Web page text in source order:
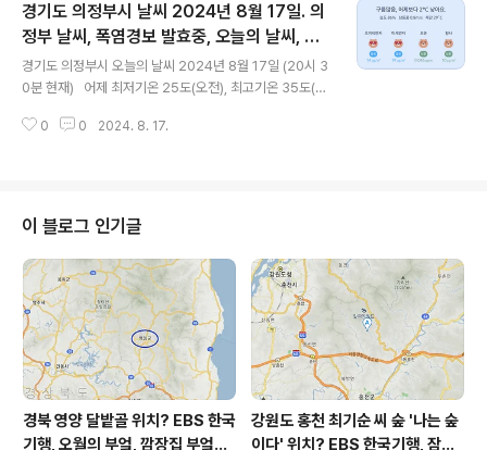
- 15시 하루 중 최고기온입니다* 눈비 올 확률은 위 이미
지에서 시간별 기상 상태 참조 대기상황 공기질은어제초
미세먼지 보통 = 25 ㎍/m³ 미세먼지는 보통 = 35 ㎍/m
³황사는 보통 = 14 ㎍/m³ 자외선 (오후) = 나쁨오늘초미
세먼지 보통 = 23 ㎍/m³ 미세먼지는 좋음 = 29 ㎍/m³
황사는 보통 = 10 ㎍/m³ 자외선 (오후) = 나..
경기도 의정부시 날씨 2024년 8월 17일. 의
정부 날씨, 폭염경보 발효중, 오늘의 날씨, 오
늘 날씨, 2024 0817, 초미세먼지, 미세먼지,
황사, 자외선
경기도 의정부시 오늘의 날씨 2024년 8월 17일 (20시 3
0분 현재) 어제 최저기온 25도(오전), 최고기온 35도(오
제보다 1도 높은 최저기온이고 어제와 같은 최고기온입니
시간별 기상 상태 참조 대기상황 공기질은어제 초미세먼
지 좋음 = 13 ㎍/m³ (경기 지역 평균)미세먼지는 좋음 =
20 ㎍/m³황사는 보통 = 14 ㎍/m³ 자외선 (오후) = 나
쁨 오늘 초미세먼지 좋음 = 14 ㎍/m³미세먼지는 좋음 =
19 ㎍/m³황사는 보통 = 10 ㎍/m³ ..
0 0 2024. 8. 17.
이 블로그 인기글
경북 영양 달밭골 위치? EBS 한국
기행, 오월의 부엌, 깜장집 부엌은
강원도 홍천 최기순 씨 숲 '나는 숲
이다' 위치? EBS 한국기행, 잠시